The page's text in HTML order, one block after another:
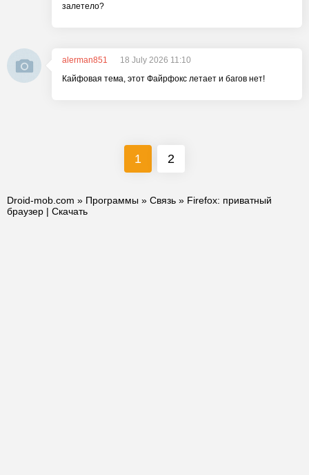
залетело?
alerman851
18 July 2026 11:10
Кайфовая тема, этот Файрфокс летает и багов нет!
1 2
Droid-mob.com » Программы » Связь » Firefox: приватный
браузер | Скачать